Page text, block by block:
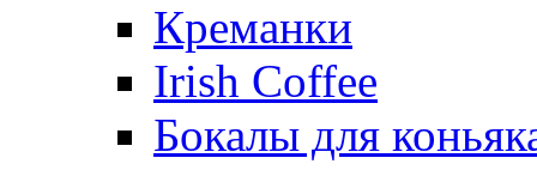
Креманки
Irish Coffee
Бокалы для